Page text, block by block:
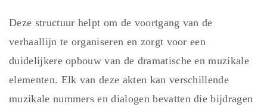
Deze structuur helpt om de voortgang van de
verhaallijn te organiseren en zorgt voor een
duidelijkere opbouw van de dramatische en muzikale
elementen. Elk van deze akten kan verschillende
muzikale nummers en dialogen bevatten die bijdragen